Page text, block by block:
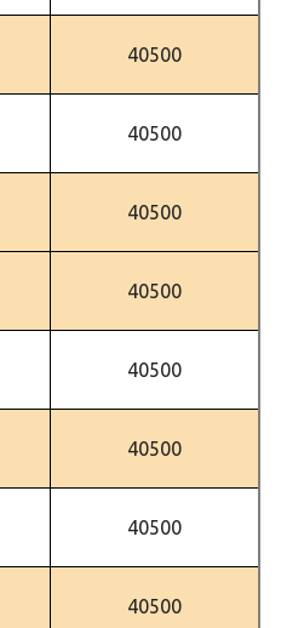
40500
40500
40500
40500
40500
40500
40500
40500